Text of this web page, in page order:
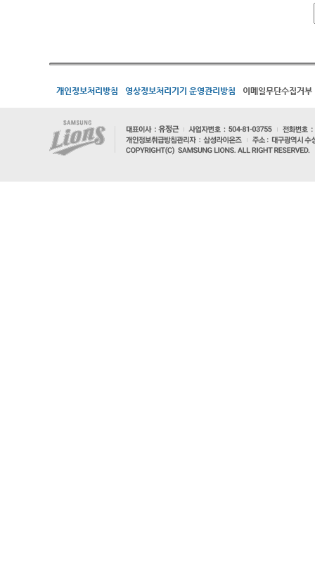
개인정보처리방침 영상정보처리기기 운영관리방침 이메일무단수집거부